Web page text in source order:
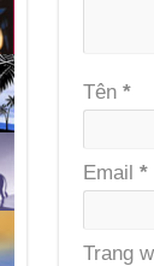
Tên *
Email *
Trang